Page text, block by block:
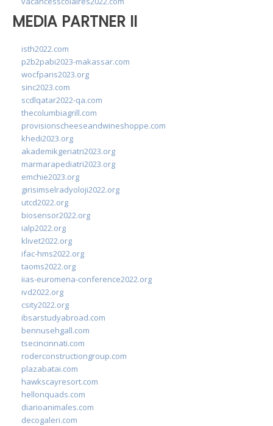
MEDIA PARTNER II
isth2022.com
p2b2pabi2023-makassar.com
wocfparis2023.org
sinc2023.com
scdlqatar2022-qa.com
thecolumbiagrill.com
provisionscheeseandwineshoppe.com
khedi2023.org
akademikgeriatri2023.org
marmarapediatri2023.org
emchie2023.org
girisimselradyoloji2022.org
utcd2022.org
biosensor2022.org
ialp2022.org
klivet2022.org
ifac-hms2022.org
taoms2022.org
iias-euromena-conference2022.org
ivd2022.org
csity2022.org
ibsarstudyabroad.com
bennusehgall.com
tsecincinnati.com
roderconstructiongroup.com
plazabatai.com
hawkscayresort.com
hellonquads.com
diarioanimales.com
decogaleri.com